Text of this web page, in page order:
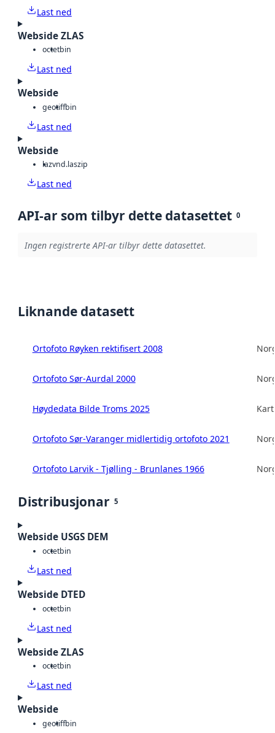
Last ned
Webside ZLAS
octetbin
Last ned
Webside
geotiffbin
Last ned
Webside
lazvnd.laszip
Last ned
API-ar som tilbyr dette datasettet 0
Ingen registrerte API-ar tilbyr dette datasettet.
Liknande datasett
Ortofoto Røyken rektifisert 2008
Ortofoto Sør-Aurdal 2000
Høydedata Bilde Troms 2025
Ortofoto Sør-Varanger midlertidig ortofoto 2021
Ortofoto Larvik - Tjølling - Brunlanes 1966
Distribusjonar 5
Webside USGS DEM
octetbin
Last ned
Webside DTED
octetbin
Last ned
Webside ZLAS
octetbin
Last ned
Webside
geotiffbin